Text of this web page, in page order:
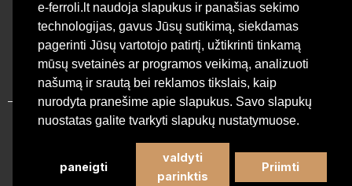
e-ferroli.lt naudoja slapukus ir panašias sekimo
technologijas, gavus Jūsų sutikimą, siekdamas
pagerinti Jūsų vartotojo patirtį, užtikrinti tinkamą
mūsų svetainės ar programos veikimą, analizuoti
našumą ir srautą bei reklamos tikslais, kaip
nurodyta pranešime apie slapukus. Savo slapukų
nuostatas galite tvarkyti slapukų nustatymuose.
paneigti
valdyti
parinktis
Priimti
Asmeninis kabinetas
Pageidavimų sąrašas
Palyginti produktus
Basket
Profesionali Ferroli šildymo įranga 2026 - Visos teisės
Privatumo politika